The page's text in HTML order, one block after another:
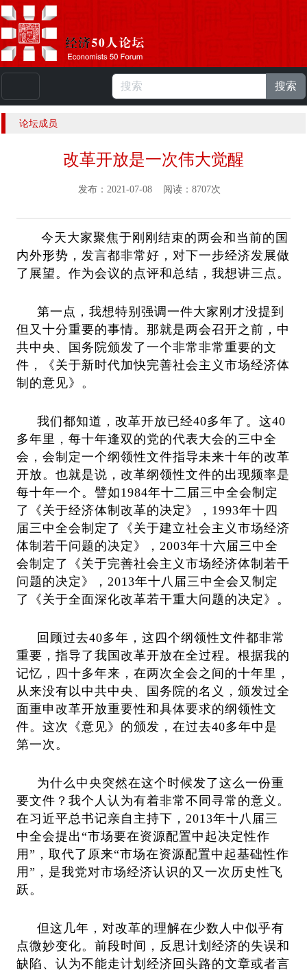
人 |English
搜索
论坛成员
改革开放是一次伟大觉醒
发布：2021-07-08 阅读：8707次
今天大家聚焦于刚刚结束的两会和当前的国
内外形势，发言都非常好，对下一步经济发展做
了展望。作为会议的点评和总结，我想讲三点。
第一点，我想特别强调一件大家刚才没提到
但又十分重要的事情。那就是两会召开之前，中
共中央、国务院颁发了一个非常非常重要的文
件，《关于新时代加快完善社会主义市场经济体
制的意见》。
我们都知道，改革开放已经40多年了。这40
多年里，每十年逢双的党的代表大会的三中全
会，会制定一个纲领性文件指导未来十年的改革
开放。也就是说，改革纲领性文件的出现频率是
每十年一个。譬如1984年十二届三中全会制定
了《关于经济体制改革的决定》，1993年十四
届三中全会制定了《关于建立社会主义市场经济
体制若干问题的决定》，2003年十六届三中全
会制定了《关于完善社会主义市场经济体制若干
问题的决定》，2013年十八届三中全会又制定
了《关于全面深化改革若干重大问题的决定》。
回顾过去40多年，这四个纲领性文件都非常
重要，指导了我国改革开放在全过程。根据我的
记忆，四十多年来，在两次全会之间的十年里，
从来没有以中共中央、国务院的名义，颁发过全
面重申改革开放重要性和具体要求的纲领性文
件。这次《意见》的颁发，在过去40多年中是
第一次。
为什么中央突然在这个时候发了这么一份重
要文件？我个人认为有着非常不同寻常的意义。
在习近平总书记亲自主持下，2013年十八届三
中全会提出“市场要在资源配置中起决定性作
用”，取代了原来“市场在资源配置中起基础性作
用”，是我党对市场经济认识的又一次历史性飞
跃。
但这几年，对改革的理解在少数人中似乎有
点微妙变化。前段时间，反思计划经济的失误和
缺陷、认为不能走计划经济回头路的文章或者言